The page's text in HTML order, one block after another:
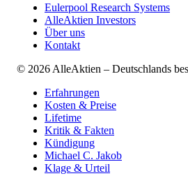
Eulerpool Research Systems
AlleAktien Investors
Über uns
Kontakt
© 2026 AlleAktien – Deutschlands
Erfahrungen
Kosten & Preise
Lifetime
Kritik & Fakten
Kündigung
Michael C. Jakob
Klage & Urteil